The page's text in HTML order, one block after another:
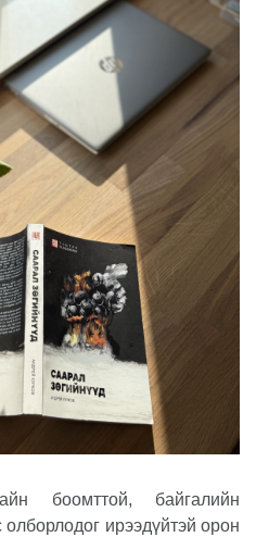
боомттой, байгалийн
олборлодог ирээдүйтэй орон